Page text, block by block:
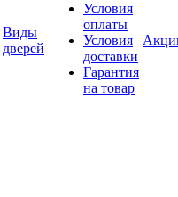
Виды
дверей
Условия
оплаты
Условия
доставки
Гарантия
на товар